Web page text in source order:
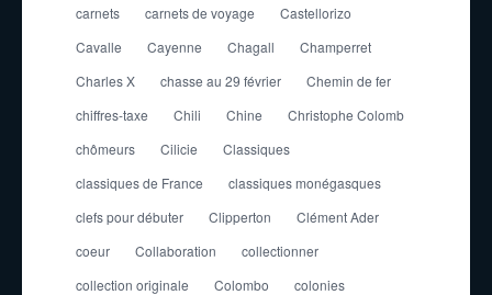
carnets
carnets de voyage
Castellorizo
Cavalle
Cayenne Chagall
Champerret
Charles X
chasse au 29 février
Chemin de fer
chiffres-taxe
Chili Chine
Christophe Colomb
chômeurs
Cilicie
Classiques
classiques de France
classiques monégasques
clefs pour débuter
Clipperton
Clément Ader
coeur
Collaboration
collectionner
collection originale
Colombo
colonies